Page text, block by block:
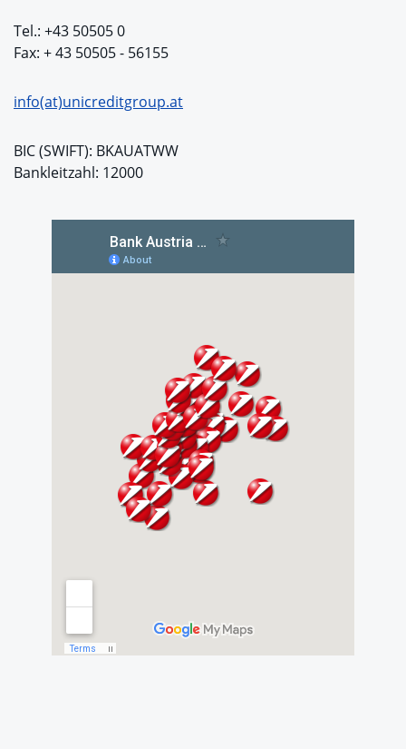
Tel.: +43 50505 0
Fax: + 43 50505 - 56155
info(at)unicreditgroup.at
BIC (SWIFT): BKAUATWW
Bankleitzahl: 12000